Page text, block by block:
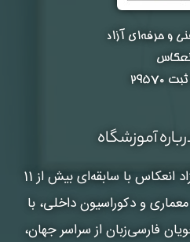
و حرفه‌ای آزاد
آموزشگاه
انعکاس
با سابقه‌ای بیش از 11
و دکوراسیون داخلی، با
فارسی‌زبان از سراسر جهان،